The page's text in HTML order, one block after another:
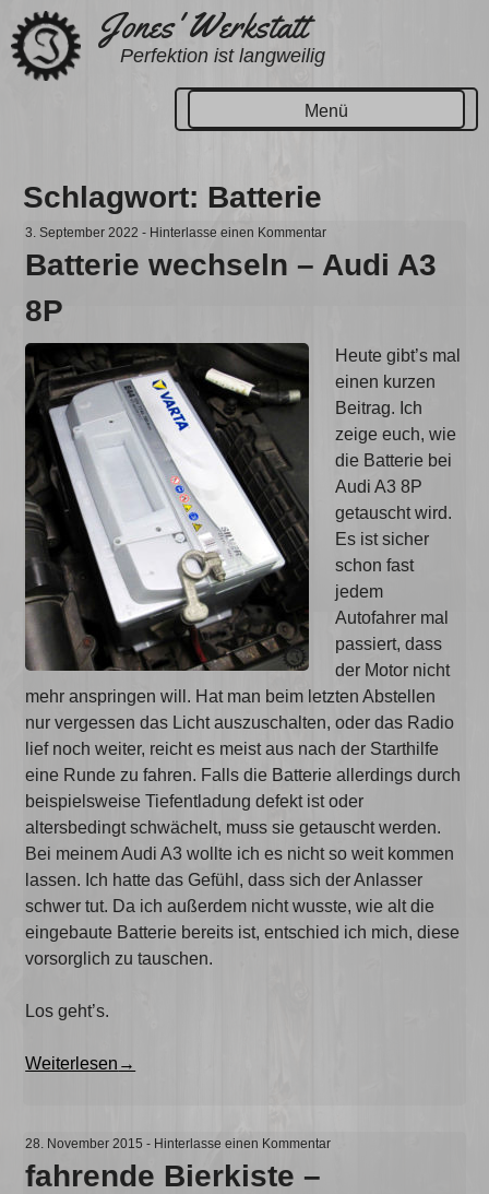
Zum
Inhalt
springen
Jones' Werkstatt
Perfektion ist langweilig
Menü
Schlagwort: Batterie
3. September 2022 - Hinterlasse einen Kommentar
Batterie wechseln – Audi A3
8P
Heute gibt’s mal
einen kurzen
Beitrag. Ich
zeige euch, wie
die Batterie bei
Audi A3 8P
getauscht wird.
Es ist sicher
schon fast
jedem
Autofahrer mal
passiert, dass
der Motor nicht
mehr anspringen will. Hat man beim letzten Abstellen
nur vergessen das Licht auszuschalten, oder das Radio
lief noch weiter, reicht es meist aus nach der Starthilfe
eine Runde zu fahren. Falls die Batterie allerdings durch
beispielsweise Tiefentladung defekt ist oder
altersbedingt schwächelt, muss sie getauscht werden.
Bei meinem Audi A3 wollte ich es nicht so weit kommen
lassen. Ich hatte das Gefühl, dass sich der Anlasser
schwer tut. Da ich außerdem nicht wusste, wie alt die
eingebaute Batterie bereits ist, entschied ich mich, diese
vorsorglich zu tauschen.
Los geht’s.
„Batterie
Audi
A3
Weiterlesen →
28. November 2015 - Hinterlasse einen Kommentar
fahrende Bierkiste –